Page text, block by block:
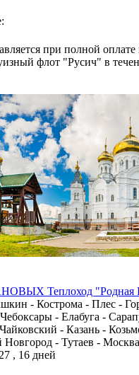
при полной оплате
флот "Русич" в
Теплоход "Родная
- Кострома - Плес -
- Елабуга -
- Казань -
- Тутаев - Москва
, 16 дней